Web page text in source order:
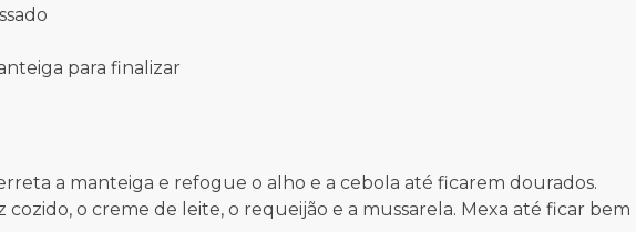
para finalizar
a manteiga e refogue o alho e a cebola até ficarem dourados.
cozido, o creme de leite, o requeijão e a mussarela. Mexa até ficar bem